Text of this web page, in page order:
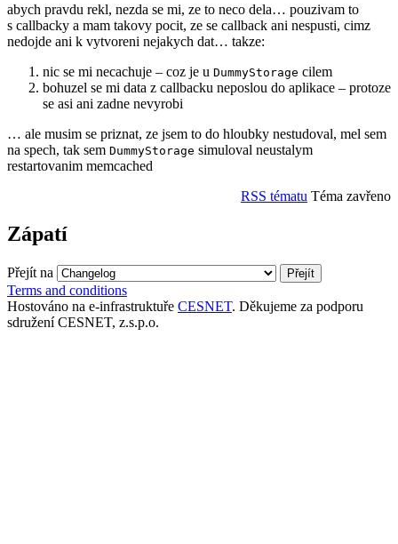
abych pravdu rekl, nezda se mi, ze to neco dela… pouzivam to
s callbacky a mam takovy pocit, ze se callback ani nespusti, cimz
nedojde ani k vytvoreni nejakych dat… takze:
nic se mi necachuje – coz je u DummyStorage cilem
bohuzel se mi data z callbacku neposlou do aplikace – protoze
se asi ani zadne nevyrobi
… ale musim se priznat, ze jsem to do hloubky nestudoval, mel sem
na spech, tak sem DummyStorage simuloval neustalym
restartovanim memcached
RSS tématu Téma zavřeno
Zápatí
Přejít na
Terms and conditions
Hostováno na e-infrastruktuře CESNET. Děkujeme za podporu
sdružení CESNET, z.s.p.o.